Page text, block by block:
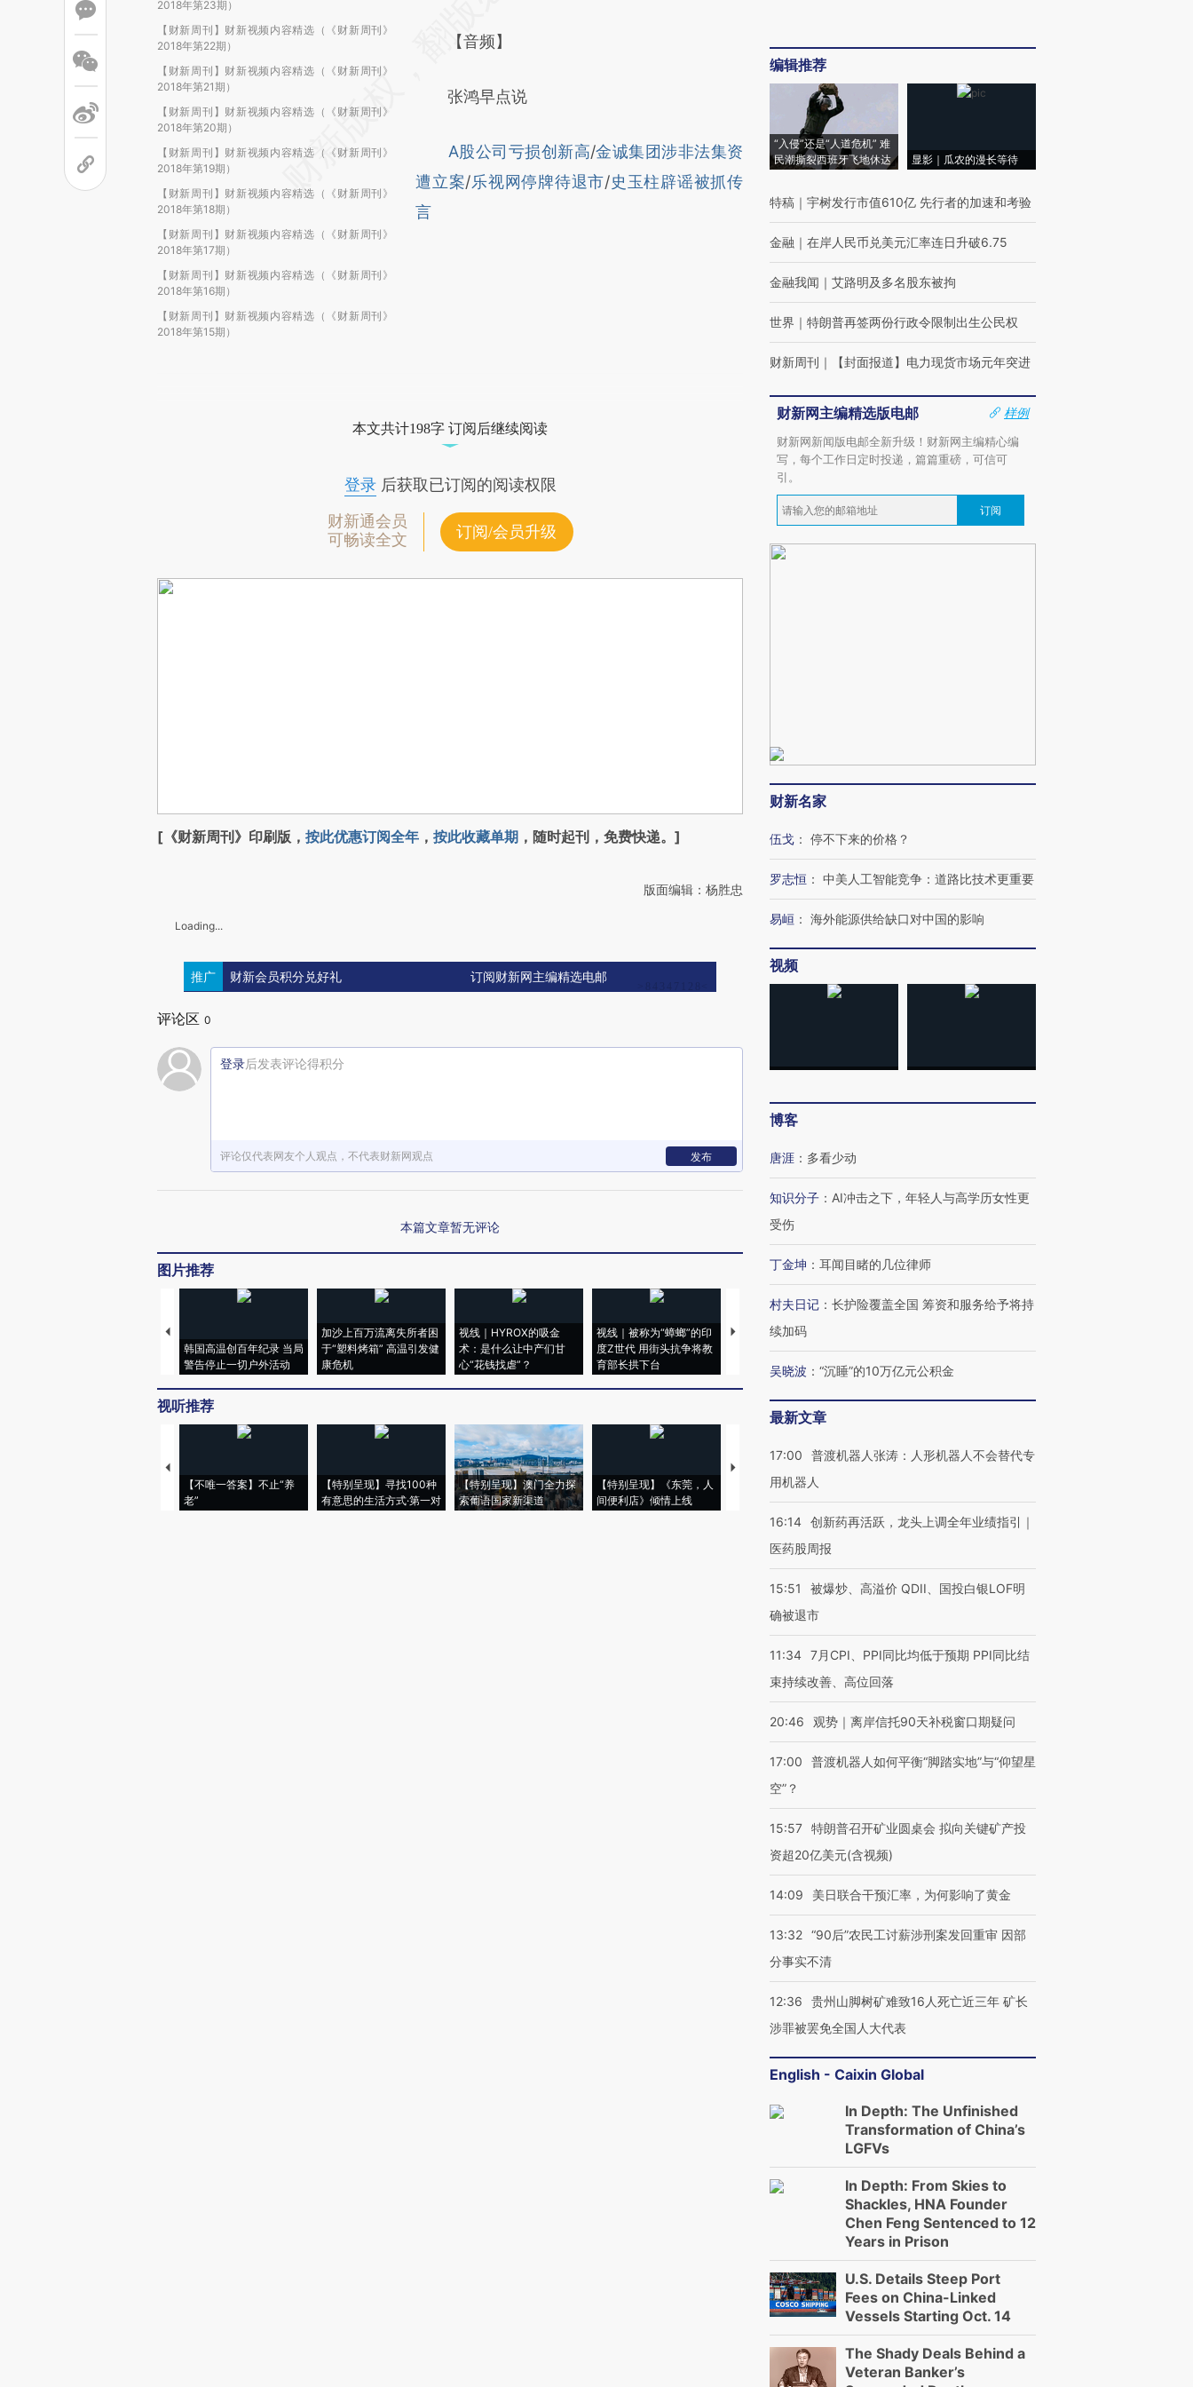
2018年第23期）
【财新周刊】财新视频内容精选（《财新周刊》
2018年第22期）
【财新周刊】财新视频内容精选（《财新周刊》
2018年第21期）
【财新周刊】财新视频内容精选（《财新周刊》
2018年第20期）
【财新周刊】财新视频内容精选（《财新周刊》
2018年第19期）
【财新周刊】财新视频内容精选（《财新周刊》
2018年第18期）
【财新周刊】财新视频内容精选（《财新周刊》
2018年第17期）
【财新周刊】财新视频内容精选（《财新周刊》
2018年第16期）
【财新周刊】财新视频内容精选（《财新周刊》
2018年第15期）
【音频】
张鸿早点说
A股公司亏损创新高/金诚集团涉非法集资
遭立案/乐视网停牌待退市/史玉柱辟谣被抓传
言
本文共计198字 订阅后继续阅读
登录后获取已订阅的阅读权限
财新通会员
可畅读全文
订阅/会员升级
[《财新周刊》印刷版， 按此优惠订阅全年 ， 按此收藏单期 ，随时起刊，免费快递。]
版面编辑：杨胜忠
Loading...
推广 财新会员积分兑好礼 订阅财新网主编精选电邮
评论区 0
登录后发表评论得积分
评论仅代表网友个人观点，不代表财新网观点 发布
本篇文章暂无评论
图片推荐
韩国高温创百年纪录 当局
警告停止一切户外活动
加沙上百万流离失所者困
于“塑料烤箱” 高温引发健
康危机
视线｜HYROX的吸金
术：是什么让中产们甘
心“花钱找虐”？
视线｜被称为“蟑螂”的印
度Z世代 用街头抗争将教
育部长拱下台
视线｜“入侵”还是“人道危
机”？难民潮撕裂西班牙
飞地休达
128毫米 紧急转移近
4000人
雨 3小时累计雨量超80毫
视听推荐
【不唯一答案】不止“养
老”
【特别呈现】寻找100种
有意思的生活方式·第一对
【特别呈现】澳门全力探
索葡语国家新渠道
【特别呈现】《东莞，人
间便利店》倾情上线
【推广】走进第四届链博
会，让数智科技“链”接产
有意思的生活方式·第三对
住三大增长引擎是什么？
编辑推荐
“入侵”还是“人道危机” 难
民潮撕裂西班牙飞地休达
显影｜瓜农的漫长等待
特稿 ｜ 宇树发行市值610亿 先行者的加速和考验
金融 ｜ 在岸人民币兑美元汇率连日升破6.75
金融我闻 ｜ 艾路明及多名股东被拘
世界 ｜ 特朗普再签两份行政令限制出生公民权
财新周刊 ｜ 【封面报道】电力现货市场元年突进
财新网主编精选版电邮
样例
财新网新闻版电邮全新升级！财新网主编精心编
写，每个工作日定时投递，篇篇重磅，可信可
引。
订阅
财新名家
伍戈 ： 停不下来的价格？
罗志恒 ： 中美人工智能竞争：道路比技术更重要
易峘 ： 海外能源供给缺口对中国的影响
视频
博客
唐涯 ： 多看少动
知识分子 ： AI冲击之下，年轻人与高学历女性更
受伤
丁金坤 ： 耳闻目睹的几位律师
村夫日记 ： 长护险覆盖全国 筹资和服务给予将持
续加码
吴晓波 ： “沉睡”的10万亿元公积金
最新文章
17:00
普渡机器人张涛：人形机器人不会替代专
用机器人
16:14 创新药再活跃，龙头上调全年业绩指引｜
医药股周报
15:51
被爆炒、高溢价 QDII、国投白银LOF明
确被退市
11:34 7月CPI、PPI同比均低于预期 PPI同比结
束持续改善、高位回落
20:46 观势｜离岸信托90天补税窗口期疑问
17:00
普渡机器人如何平衡“脚踏实地”与“仰望星
空”？
15:57 特朗普召开矿业圆桌会 拟向关键矿产投
资超20亿美元(含视频)
14:09 美日联合干预汇率，为何影响了黄金
13:32 “90后”农民工讨薪涉刑案发回重审 因部
分事实不清
12:36
贵州山脚树矿难致16人死亡近三年 矿长
涉罪被罢免全国人大代表
English - Caixin Global
In Depth: The Unfinished
Transformation of China’s
LGFVs
In Depth: From Skies to
Shackles, HNA Founder
Chen Feng Sentenced to 12
Years in Prison
U.S. Details Steep Port
Fees on China-Linked
Vessels Starting Oct. 14
The Shady Deals Behind a
Veteran Banker’s